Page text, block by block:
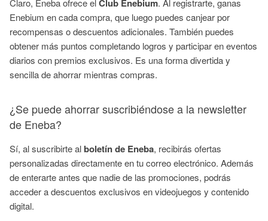
Claro, Eneba ofrece elClub Enebium. Al registrarte, ganas
Enebium en cada compra, que luego puedes canjear por
recompensas o descuentos adicionales. También puedes
obtener más puntos completando logros y participar en eventos
diarios con premios exclusivos. Es una forma divertida y
sencilla de ahorrar mientras compras.
¿Se puede ahorrar suscribiéndose a la newsletter
de Eneba?
Sí, al suscribirte al boletín de Eneba, recibirás ofertas
personalizadas directamente en tu correo electrónico. Además
de enterarte antes que nadie de las promociones, podrás
acceder a descuentos exclusivos en videojuegos y contenido
digital.